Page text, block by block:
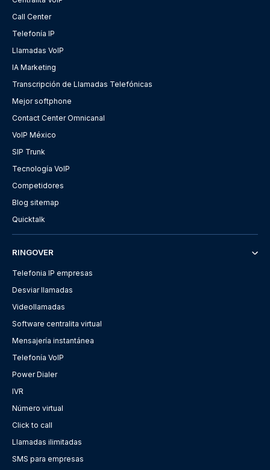
Call Center
Telefonía IP
Llamadas VoIP
IA Marketing
Transcripción de Llamadas Telefónicas
Mejor softphone
Contact Center Omnicanal
VoIP México
SIP Trunk
Tecnología VoIP
Competidores
Blog sitemap
Quicktalk
RINGOVER
Telefonia IP empresas
Desviar llamadas
Videollamadas
Software centralita virtual
Mensajería instantánea
Telefonía VoIP
Power Dialer
IVR
Número virtual
Click to call
Llamadas ilimitadas
SMS para empresas